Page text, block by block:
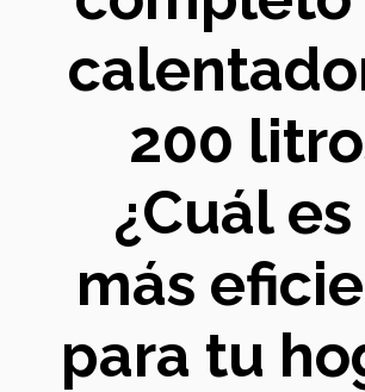
200
¿Cuál
más
para tu